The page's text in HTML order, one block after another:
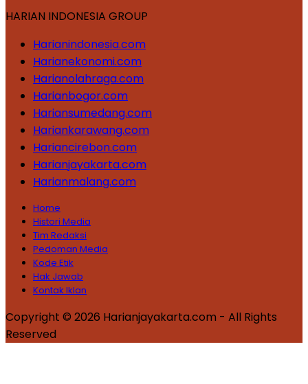
HARIAN INDONESIA GROUP
Harianindonesia.com
Harianekonomi.com
Harianolahraga.com
Harianbogor.com
Hariansumedang.com
Hariankarawang.com
Hariancirebon.com
Harianjayakarta.com
Harianmalang.com
Home
Histori Media
Tim Redaksi
Pedoman Media
Kode Etik
Hak Jawab
Kontak Iklan
Copyright © 2026 Harianjayakarta.com - All Rights
Reserved